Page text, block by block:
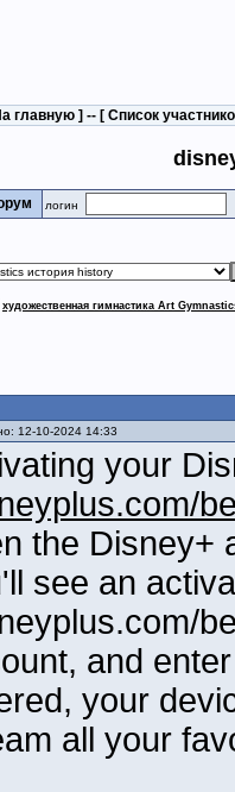
главную ] -- [ Список
логин
художественная гимнастика Art
12-10-2024 14:33
your
the Disney+
see an
and
your
all your